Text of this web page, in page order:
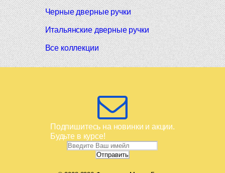
Черные дверные ручки
Итальянские дверные ручки
Все коллекции
Подпишитесь на новинки и акции.
Будьте в курсе!